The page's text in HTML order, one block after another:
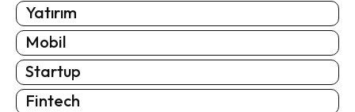
Yatırım
Mobil
Startup
Fintech